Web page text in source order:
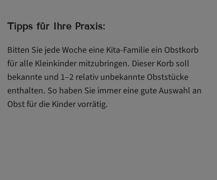
Tipps für Ihre Praxis:
Bitten Sie jede Woche eine Kita-Familie ein Obstkorb
für alle Kleinkinder mitzubringen. Dieser Korb soll
bekannte und 1–2 relativ unbekannte Obststücke
enthalten. So haben Sie immer eine gute Auswahl an
Obst für die Kinder vorrätig.